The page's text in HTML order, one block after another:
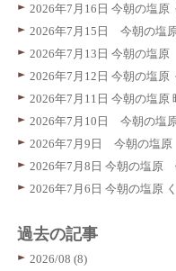
2026年7月16日 今朝の塩
2026年7月15日 今朝の
2026年7月13日 今朝の
2026年7月12日 今朝の塩
2026年7月11日 今朝の塩
2026年7月10日 今朝の
2026年7月9日 今朝の塩
2026年7月8日 今朝の塩
2026年7月6日 今朝の塩原
過去の記事
2026/08 (8)